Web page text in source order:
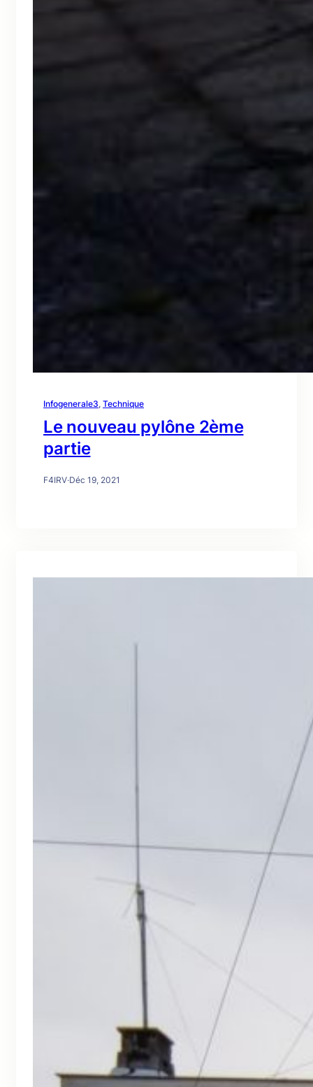
Infogenerale3, Technique
Le nouveau pylône 2ème
partie
F4IRV·Déc 19, 2021